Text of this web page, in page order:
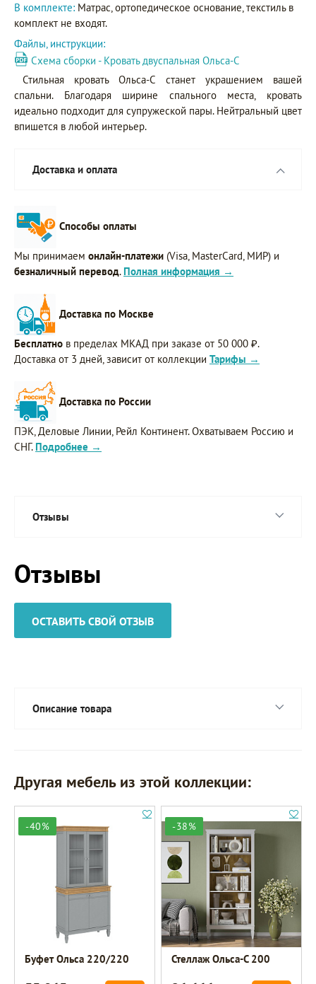
В комплекте: Матрас, ортопедическое основание, текстиль в
комплект не входят.
Файлы, инструкции:
Схема сборки - Кровать двуспальная Ольса-С
Стильная кровать Ольса-С станет украшением вашей
спальни. Благодаря ширине спального места, кровать
идеально подходит для супружеской пары. Нейтральный цвет
впишется в любой интерьер.
Доставка и оплата
Способы оплаты
Мы принимаем онлайн-платежи (Visa, MasterCard, МИР) и
безналичный перевод. Полная информация →
Доставка по Москве
Бесплатно в пределах МКАД при заказе от 50 000 ₽.
Доставка от 3 дней, зависит от коллекции Тарифы →
Доставка по России
ПЭК, Деловые Линии, Рейл Континент. Охватываем Россию и
СНГ. Подробнее →
Отзывы
Отзывы
ОСТАВИТЬ СВОЙ ОТЗЫВ
Описание товара
Другая мебель из этой коллекции:
-40%
Буфет Ольса 220/220
-38%
Стеллаж Ольса-С 200